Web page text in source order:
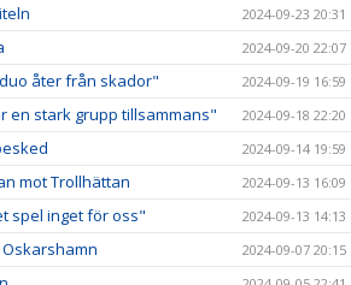
2024-09-23 20:31
2024-09-20 22:07
åter från skador" 2024-09-19 16:59
en stark grupp tillsammans" 2024-09-18 22:20
2024-09-14 19:59
mot Trollhättan 2024-09-13 16:09
spel inget för oss" 2024-09-13 14:13
2024-09-07 20:15